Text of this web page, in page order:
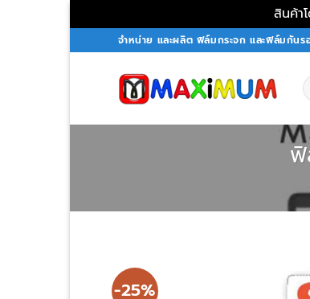
สินค้า
to
จำหน่าย และผลิต ฟิล์มกระจก และฟิล์มกันร
ฟิ
-25%